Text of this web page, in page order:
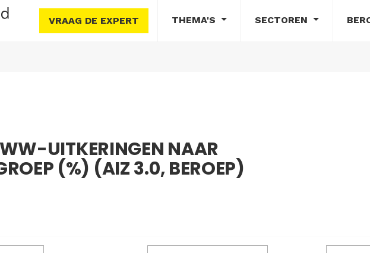
VRAAG DE EXPERT THEMA'S SECTOREN
UITKERINGEN NAAR
(%) (AIZ 3.0, BEROEP)